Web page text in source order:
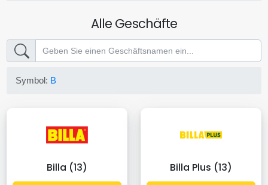
Alle Geschäfte
Symbol: B
Billa (13) Billa Plus (13)